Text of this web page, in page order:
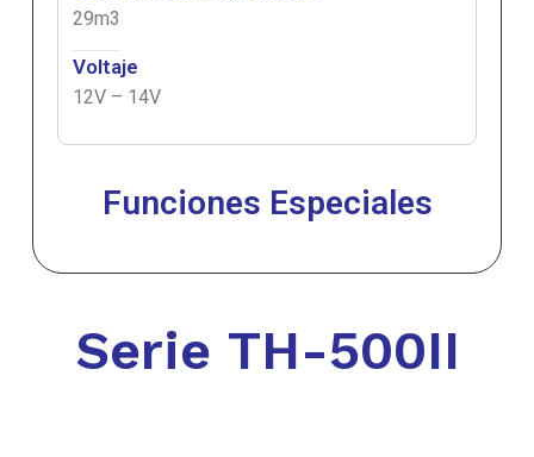
29m3
Voltaje
12V – 14V
Funciones Especiales
Serie TH-500II